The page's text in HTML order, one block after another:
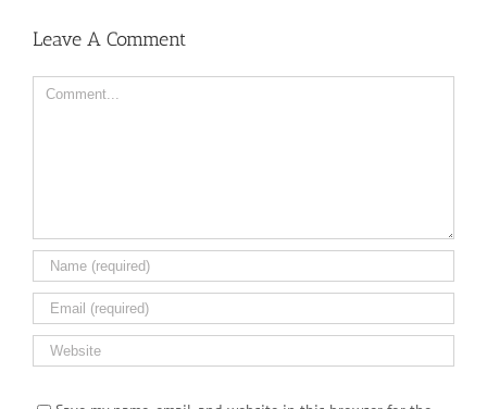
Save my name, email, and website in this browser for the
next time I comment.